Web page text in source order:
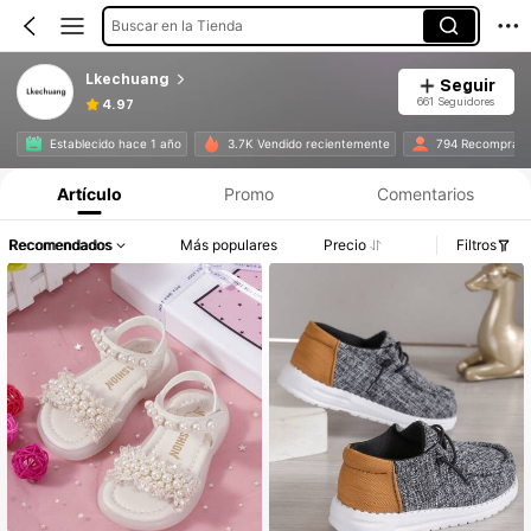
Buscar en la Tienda
Lkechuang
4.97
Seguir
661 Seguidores
Establecido hace 1 año 3.7K Vendido recientemente 794 Recompra
Artículo Promo Comentarios
Recomendados Más populares Precio Filtros